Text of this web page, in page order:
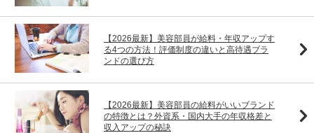
【2026最新】美容部員が給料・年収アップす
る4つの方法！評価制度の違いと高待遇ブラ
ンドの選び方
【2026最新】美容部員の給料がいいブランド
の特徴とは？外資系・国内大手の年収格差と
収入アップの秘訣